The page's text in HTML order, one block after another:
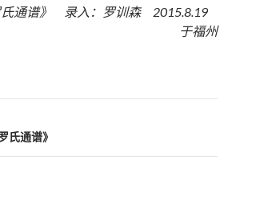
氏通谱》 录入：罗训森 2015.8.19
于福州
氏通谱》